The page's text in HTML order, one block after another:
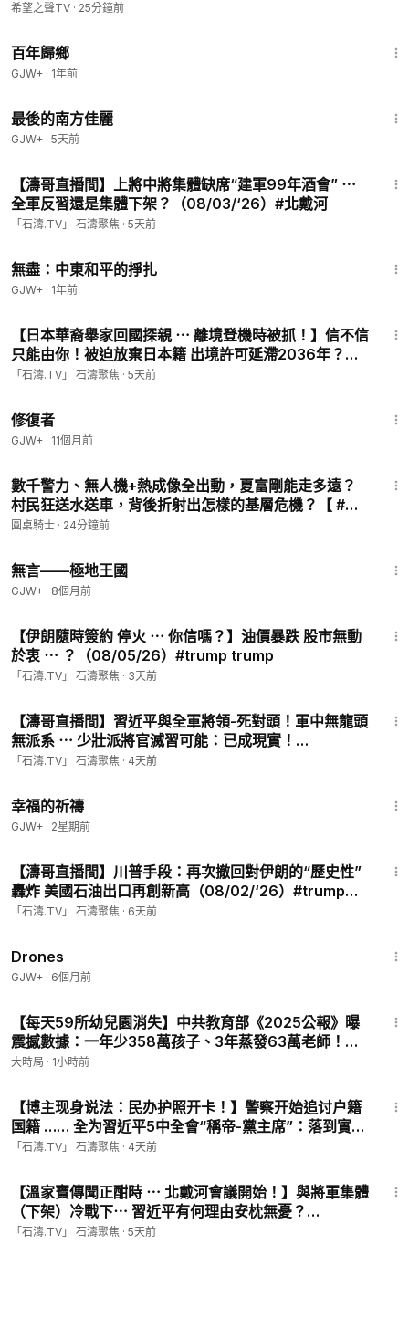
希望之聲TV · 25分鐘前
百年歸鄉
GJW+ · 1年前
最後的南方佳麗
GJW+ · 5天前
【濤哥直播間】上將中將集體缺席“建軍99年酒會” ⋯
全軍反習還是集體下架？（08/03/‘26）#北戴河
「石濤.TV」 石濤聚焦 · 5天前
無盡：中東和平的掙扎
GJW+ · 1年前
【日本華裔舉家回國探親 ⋯ 離境登機時被抓！】信不信
只能由你！被迫放棄日本籍 出境許可延滯2036年？
（08/03/‘26）#出入境
「石濤.TV」 石濤聚焦 · 5天前
修復者
GJW+ · 11個月前
數千警力、無人機+熱成像全出動，夏富剛能走多遠？
村民狂送水送車，背後折射出怎樣的基層危機？【 #圓
桌騎士 】
圓桌騎士 · 24分鐘前
無言——極地王國
GJW+ · 8個月前
【伊朗隨時簽約 停火 ⋯ 你信嗎？】油價暴跌 股市無動
於衷 ⋯ ？（08/05/26）#trump trump
「石濤.TV」 石濤聚焦 · 3天前
【濤哥直播間】習近平與全軍將領-死對頭！軍中無龍頭
無派系 ⋯ 少壯派將官滅習可能：已成現實！
（08/04/26）#習近平 #北戴河
「石濤.TV」 石濤聚焦 · 4天前
幸福的祈禱
GJW+ · 2星期前
【濤哥直播間】川普手段：再次撤回對伊朗的“歷史性”
轟炸 美國石油出口再創新高（08/02/‘26）#trump
#iran
「石濤.TV」 石濤聚焦 · 6天前
Drones
GJW+ · 6個月前
【每天59所幼兒園消失】中共教育部《2025公報》曝
震撼數據：一年少358萬孩子、3年蒸發63萬老師！這
場人口大坍塌，接下來要吞掉誰？︱今日熱搜︱大時局
大時局 · 1小時前
【博主现身说法：民办护照开卡！】警察开始追讨户籍
国籍 …… 全为習近平5中全會“稱帝-黨主席”：落到實
處！（08/04/26）#出入境
「石濤.TV」 石濤聚焦 · 4天前
【溫家寶傳聞正酣時 ⋯ 北戴河會議開始！】與將軍集體
（下架）冷戰下⋯ 習近平有何理由安枕無憂？
（08/03/‘26）#北戴河
「石濤.TV」 石濤聚焦 · 5天前